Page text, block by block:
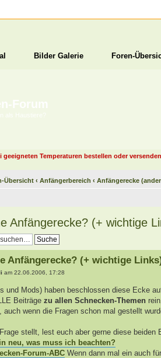
Bilder Galerie Foren-
Forum
als Haustiere?
geeigneten Temperaturen bestellen oder
Übersicht ‹ Anfängerbereich ‹ Anfängerecke
Anfängerecke? (+ wichtige
Anfängerecke? (+ wichtige
am 22.06.2006, 17:28
und Mods) haben beschlossen diese Ecke
Beiträgezu allen Schnecken-Themen
auch wenn die Fragen schon mal gestellt
stellt, lest euch aber gerne diese
neu, was muss ich beachten?
Forum-ABC Wenn dann mal ein auch